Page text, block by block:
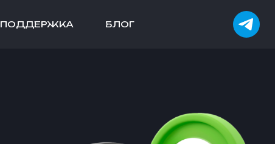
ПОДДЕРЖКА БЛОГ